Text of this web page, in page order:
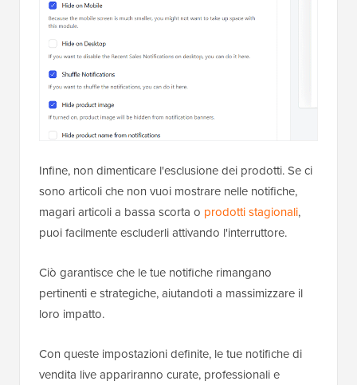
Infine, non dimenticare l'esclusione dei prodotti. Se ci
sono articoli che non vuoi mostrare nelle notifiche,
magari articoli a bassa scorta o prodotti stagionali,
puoi facilmente escluderli attivando l'interruttore.
Ciò garantisce che le tue notifiche rimangano
pertinenti e strategiche, aiutandoti a massimizzare il
loro impatto.
Con queste impostazioni definite, le tue notifiche di
vendita live appariranno curate, professionali e